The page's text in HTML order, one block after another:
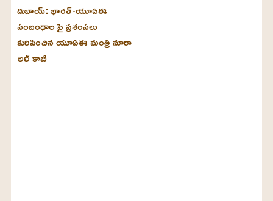
దుబాయ్‌: భారత్-యూఏఈ
సంబంధాల పై ప్రశంసలు
కురిపించిన యూఏఈ మంత్రి నూరా
అల్‌ కాబీ